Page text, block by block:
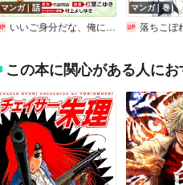
マンガ｜話
いいご身分だな、俺にくれよ ～下剋上揺籃編～【分冊版】
マンガ｜巻
落ちこぼれだった兄が実は最強 ～史
この本に関心がある人に